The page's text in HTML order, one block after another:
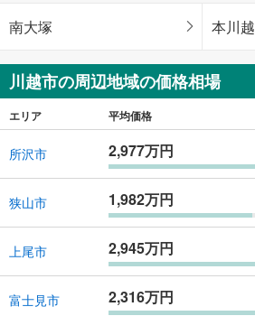
南大塚 本川越
川越市の周辺地域の価格相場
エリア 平均価格
所沢市 2,977万円
狭山市 1,982万円
上尾市 2,945万円
富士見市 2,316万円